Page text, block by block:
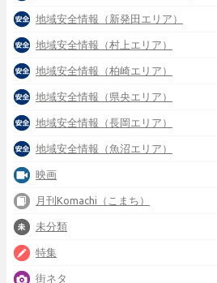
地域安全情報（新発田エリア）
地域安全情報（村上エリア）
地域安全情報（柏崎エリア）
地域安全情報（県央エリア）
地域安全情報（長岡エリア）
地域安全情報（魚沼エリア）
映画
月刊Komachi（こまち）
未分類
特集
街ネタ